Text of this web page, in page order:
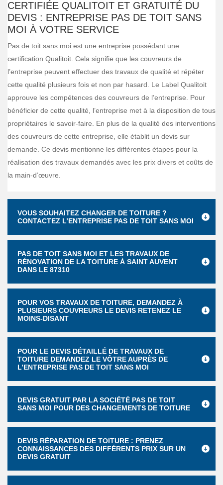
CERTIFIÉE QUALITOIT ET GRATUITÉ DU
DEVIS : ENTREPRISE PAS DE TOIT SANS
MOI À VOTRE SERVICE
Pas de toit sans moi est une entreprise possédant une
certification Qualitoit. Cela signifie que les couvreurs de
l’entreprise peuvent effectuer des travaux de qualité et répéter
cette qualité plusieurs fois et non par hasard. Le Label Qualitoit
approuve les compétences des couvreurs de l’entreprise. Pour
bénéficier de cette qualité, l’entreprise met à la disposition de tous
propriétaires le savoir-faire. En plus de la qualité des interventions
des couvreurs de cette entreprise, elle établit un devis sur
demande. Ce devis mentionne les différentes étapes pour la
réalisation des travaux demandés avec les prix divers et coûts de
la main-d’œuvre.
VOUS SOUHAITEZ CHANGER DE TOITURE ?
CONTACTEZ L’ENTREPRISE PAS DE TOIT SANS MOI
PAS DE TOIT SANS MOI ET LES TRAVAUX DE
RÉNOVATION DE LA TOITURE À SAINT AUVENT
DANS LE 87310
POUR VOS TRAVAUX DE TOITURE, DEMANDEZ À
PLUSIEURS COUVREURS LE DEVIS RETENEZ LE
MOINS-DISANT
POUR LE DEVIS DÉTAILLÉ DE TRAVAUX DE
TOITURE DEMANDEZ LE VÔTRE AUPRÈS DE
L’ENTREPRISE PAS DE TOIT SANS MOI
DEVIS GRATUIT PAR LA SOCIÉTÉ PAS DE TOIT
SANS MOI POUR DES CHANGEMENTS DE TOITURE
DEVIS RÉPARATION DE TOITURE : PRENEZ
CONNAISSANCES DES DIFFÉRENTS PRIX SUR UN
DEVIS GRATUIT